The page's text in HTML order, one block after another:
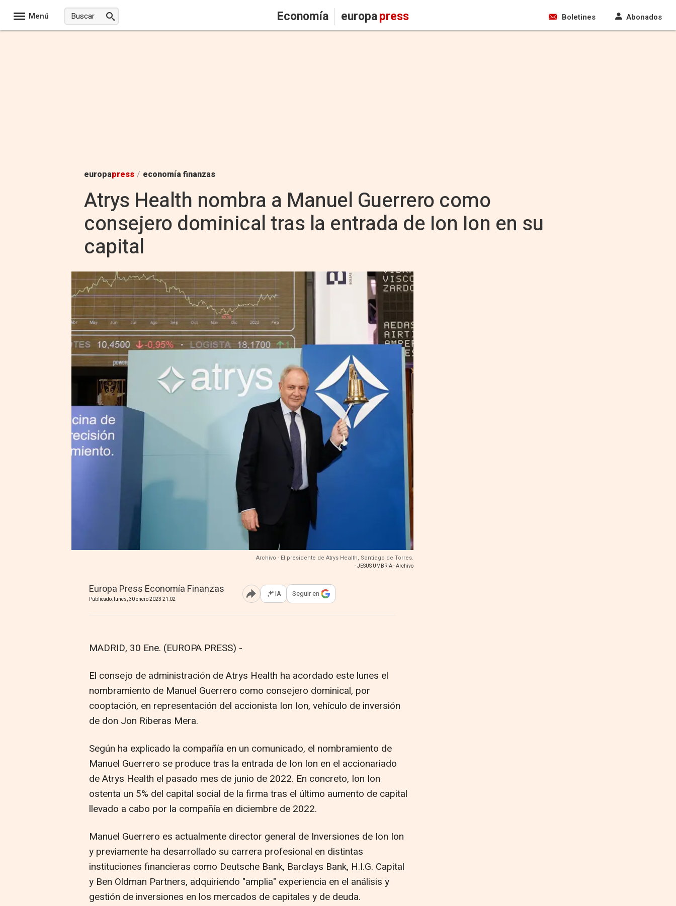
Menú Economía europapress Boletines Abonados
europapress / economía finanzas
Atrys Health nombra a Manuel Guerrero como
consejero dominical tras la entrada de Ion Ion en su
capital
Archivo - El presidente de Atrys Health, Santiago de Torres.
- JESUS UMBRIA - Archivo
Europa Press Economía Finanzas
Publicado: lunes, 30 enero 2023 21:02 Abrir opciones para compartir
IA Seguir en
MADRID, 30 Ene. (EUROPA PRESS) -
El consejo de administración de Atrys Health ha acordado este lunes el
nombramiento de Manuel Guerrero como consejero dominical, por
cooptación, en representación del accionista Ion Ion, vehículo de inversión
de don Jon Riberas Mera.
Según ha explicado la compañía en un comunicado, el nombramiento de
Manuel Guerrero se produce tras la entrada de Ion Ion en el accionariado
de Atrys Health el pasado mes de junio de 2022. En concreto, Ion Ion
ostenta un 5% del capital social de la firma tras el último aumento de capital
llevado a cabo por la compañía en diciembre de 2022.
Manuel Guerrero es actualmente director general de Inversiones de Ion Ion
y previamente ha desarrollado su carrera profesional en distintas
instituciones financieras como Deutsche Bank, Barclays Bank, H.I.G. Capital
y Ben Oldman Partners, adquiriendo "amplia" experiencia en el análisis y
gestión de inversiones en los mercados de capitales y de deuda.